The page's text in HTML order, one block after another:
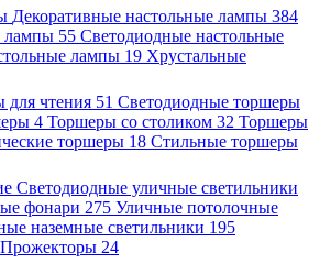
Декоративные настольные лампы 384
лампы 55 Светодиодные настольные
лампы 19 Хрустальные
для чтения 51 Светодиодные торшеры
4 Торшеры со столиком 32 Торшеры
торшеры 18 Стильные торшеры
Светодиодные уличные светильники
фонари 275 Уличные потолочные
наземные светильники 195
Прожекторы 24